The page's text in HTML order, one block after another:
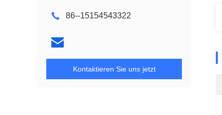
86--15154543322
Kontaktieren Sie uns jetzt